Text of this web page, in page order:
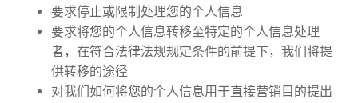
要求停止或限制处理您的个人信息
要求将您的个人信息转移至特定的个人信息处理
者，在符合法律法规规定条件的前提下，我们将提
供转移的途径
对我们如何将您的个人信息用于直接营销目的提出